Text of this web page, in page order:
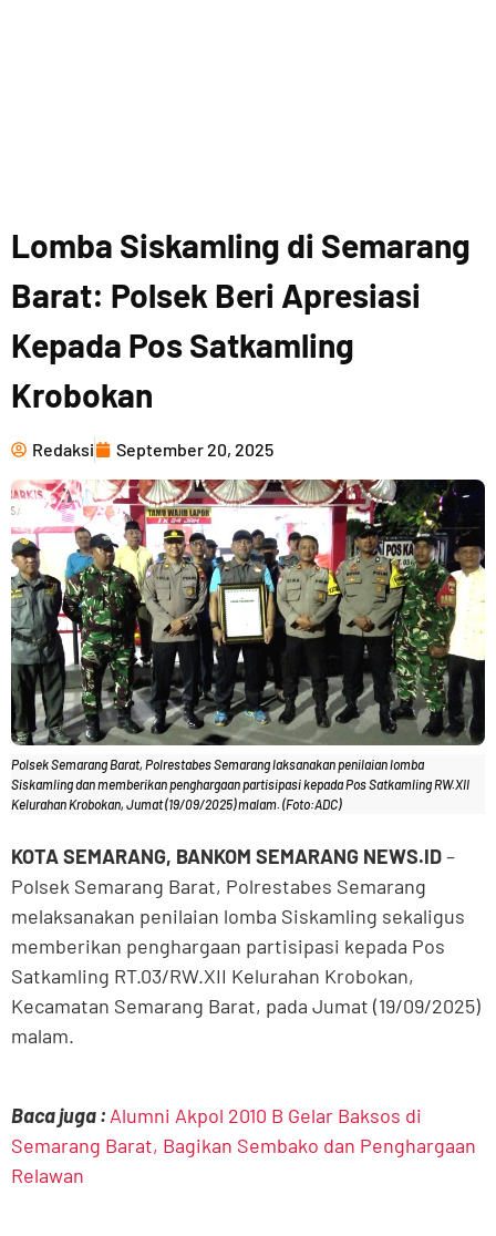
Lomba Siskamling di Semarang
Barat: Polsek Beri Apresiasi
Kepada Pos Satkamling
Krobokan
Redaksi September 20, 2025
Polsek Semarang Barat, Polrestabes Semarang laksanakan penilaian lomba
Siskamling dan memberikan penghargaan partisipasi kepada Pos Satkamling RW.XII
Kelurahan Krobokan, Jumat (19/09/2025) malam. (Foto:ADC)
KOTA SEMARANG, BANKOM SEMARANG NEWS.ID–
Polsek Semarang Barat, Polrestabes Semarang
melaksanakan penilaian lomba Siskamling sekaligus
memberikan penghargaan partisipasi kepada Pos
Satkamling RT.03/RW.XII Kelurahan Krobokan,
Kecamatan Semarang Barat, pada Jumat (19/09/2025)
malam.
Baca juga : Alumni Akpol 2010 B Gelar Baksos di
Semarang Barat, Bagikan Sembako dan Penghargaan
Relawan